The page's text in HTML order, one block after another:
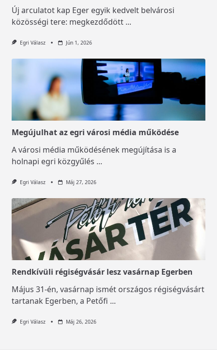
Új arculatot kap Eger egyik kedvelt belvárosi
közösségi tere: megkezdődött ...
Egri Válasz Jún 1, 2026
Megújulhat az egri városi média működése
A városi média működésének megújítása is a
holnapi egri közgyűlés ...
Egri Válasz Máj 27, 2026
Rendkívüli régiségvásár lesz vasárnap Egerben
Május 31-én, vasárnap ismét országos régiségvásárt
tartanak Egerben, a Petőfi ...
Egri Válasz Máj 26, 2026